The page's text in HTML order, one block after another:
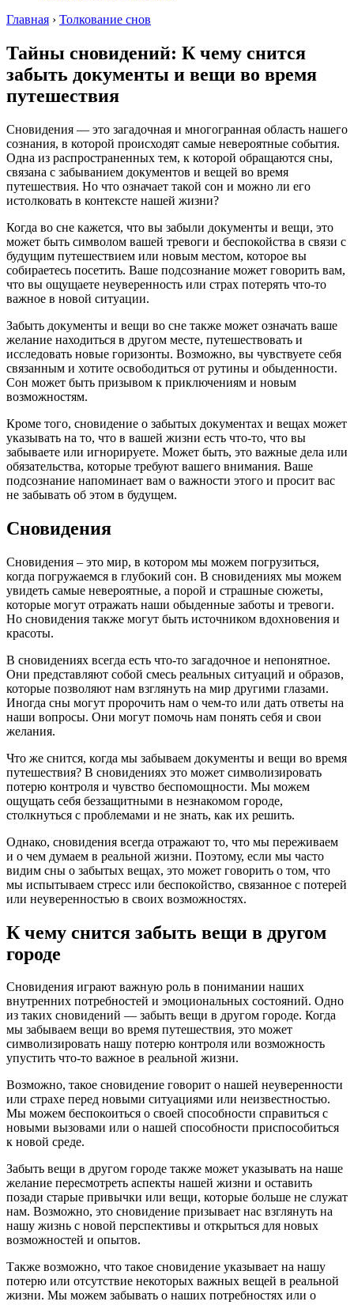
Главная › Толкование снов
Тайны сновидений: К чему снится
забыть документы и вещи во время
путешествия
Сновидения — это загадочная и многогранная область нашего
сознания, в которой происходят самые невероятные события.
Одна из распространенных тем, к которой обращаются сны,
связана с забыванием документов и вещей во время
путешествия. Но что означает такой сон и можно ли его
истолковать в контексте нашей жизни?
Когда во сне кажется, что вы забыли документы и вещи, это
может быть символом вашей тревоги и беспокойства в связи с
будущим путешествием или новым местом, которое вы
собираетесь посетить. Ваше подсознание может говорить вам,
что вы ощущаете неуверенность или страх потерять что-то
важное в новой ситуации.
Забыть документы и вещи во сне также может означать ваше
желание находиться в другом месте, путешествовать и
исследовать новые горизонты. Возможно, вы чувствуете себя
связанным и хотите освободиться от рутины и обыденности.
Сон может быть призывом к приключениям и новым
возможностям.
Кроме того, сновидение о забытых документах и вещах может
указывать на то, что в вашей жизни есть что-то, что вы
забываете или игнорируете. Может быть, это важные дела или
обязательства, которые требуют вашего внимания. Ваше
подсознание напоминает вам о важности этого и просит вас
не забывать об этом в будущем.
Сновидения
Сновидения – это мир, в котором мы можем погрузиться,
когда погружаемся в глубокий сон. В сновидениях мы можем
увидеть самые невероятные, а порой и страшные сюжеты,
которые могут отражать наши обыденные заботы и тревоги.
Но сновидения также могут быть источником вдохновения и
красоты.
В сновидениях всегда есть что-то загадочное и непонятное.
Они представляют собой смесь реальных ситуаций и образов,
которые позволяют нам взглянуть на мир другими глазами.
Иногда сны могут пророчить нам о чем-то или дать ответы на
наши вопросы. Они могут помочь нам понять себя и свои
желания.
Что же снится, когда мы забываем документы и вещи во время
путешествия? В сновидениях это может символизировать
потерю контроля и чувство беспомощности. Мы можем
ощущать себя беззащитными в незнакомом городе,
столкнуться с проблемами и не знать, как их решить.
Однако, сновидения всегда отражают то, что мы переживаем
и о чем думаем в реальной жизни. Поэтому, если мы часто
видим сны о забытых вещах, это может говорить о том, что
мы испытываем стресс или беспокойство, связанное с потерей
или неуверенностью в своих возможностях.
К чему снится забыть вещи в другом
городе
Сновидения играют важную роль в понимании наших
внутренних потребностей и эмоциональных состояний. Одно
из таких сновидений — забыть вещи в другом городе. Когда
мы забываем вещи во время путешествия, это может
символизировать нашу потерю контроля или возможность
упустить что-то важное в реальной жизни.
Возможно, такое сновидение говорит о нашей неуверенности
или страхе перед новыми ситуациями или неизвестностью.
Мы можем беспокоиться о своей способности справиться с
новыми вызовами или о нашей способности приспособиться
к новой среде.
Забыть вещи в другом городе также может указывать на наше
желание пересмотреть аспекты нашей жизни и оставить
позади старые привычки или вещи, которые больше не служат
нам. Возможно, это сновидение призывает нас взглянуть на
нашу жизнь с новой перспективы и открыться для новых
возможностей и опытов.
Также возможно, что такое сновидение указывает на нашу
потерю или отсутствие некоторых важных вещей в реальной
жизни. Мы можем забывать о наших потребностях или о